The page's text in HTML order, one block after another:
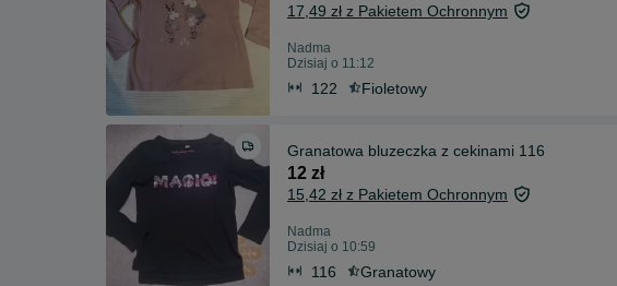
17,49 zł z Pakietem Ochronnym
Nadma
Dzisiaj o 11:12
122 Fioletowy
Granatowa bluzeczka z cekinami 116
12 zł
15,42 zł z Pakietem Ochronnym
Nadma
Dzisiaj o 10:59
116 Granatowy